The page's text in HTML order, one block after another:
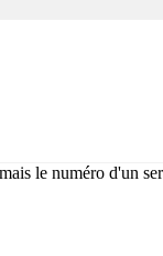
le numéro d'un